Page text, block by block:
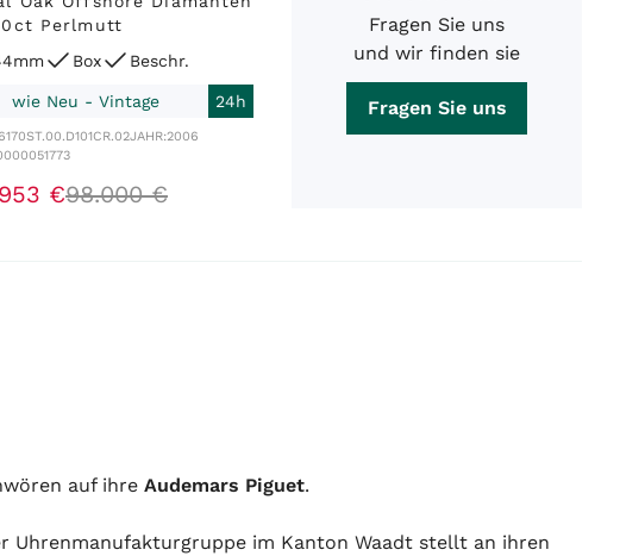
Perlmutt
Box Beschr.
wie Neu - Vintage 24h
JAHR:2006
953 €98.000 €
Fragen Sie uns
und wir finden sie
Fragen Sie uns
auf ihre Audemars Piguet.
Uhrenmanufakturgruppe im Kanton Waadt stellt an ihren